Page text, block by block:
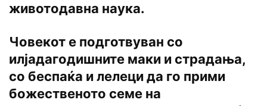
животодавна наука.
Човекот е подготвуван co
илјадагодишните маки и страдања,
co беспаќа и лелеци да го прими
божественото семе на